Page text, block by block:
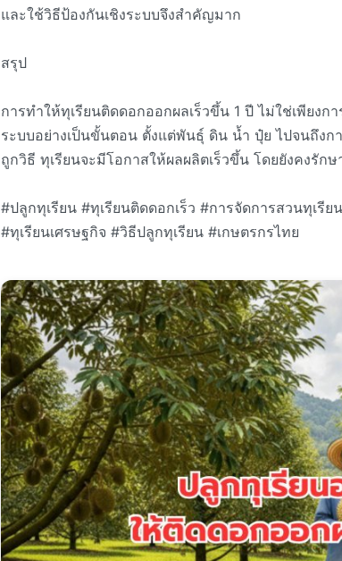
และใช้วิธีป้องกันเชิงระบบจึงสำคัญมาก
สรุป
การทำให้ทุเรียนติดดอกออกผลเร็วขึ้น 1 ปี ไม่ใช่เพียงก
ระบบอย่างเป็นขั้นตอน ตั้งแต่พันธุ์ ดิน น้ำ ปุ๋ย ไปจนถึง
ถูกวิธี ทุเรียนจะมีโอกาสให้ผลผลิตเร็วขึ้น โดยยังคงรั
#ปลูกทุเรียน #ทุเรียนติดดอกเร็ว #การจัดการสวนทุเรี
#ทุเรียนเศรษฐกิจ #วิธีปลูกทุเรียน #เกษตรกรไทย